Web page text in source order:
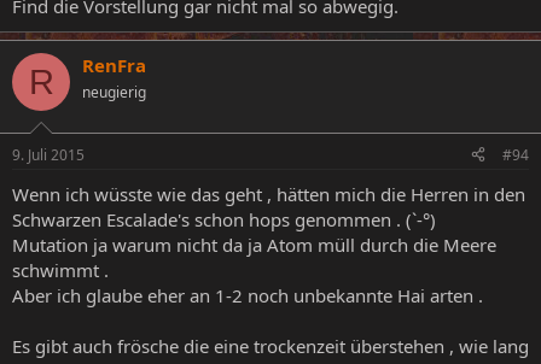
Find die Vorstellung gar nicht mal so abwegig.
R RenFra
neugierig
9. Juli 2015 #94
Wenn ich wüsste wie das geht , hätten mich die Herren in den
Schwarzen Escalade's schon hops genommen . (`-°)
Mutation ja warum nicht da ja Atom müll durch die Meere
schwimmt .
Aber ich glaube eher an 1-2 noch unbekannte Hai arten .
Es gibt auch frösche die eine trockenzeit überstehen , wie lang